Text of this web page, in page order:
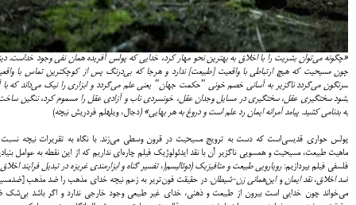
«چگونه مي‌توان بشريت را با اخلاق به بهترين نحو مهار كرد، خدايي كه پولس آفريده همان نفي وجود خداست.
چون مسيحيت كه هيچ ارتباطي با واقعيت [طبيعت] ندارد و هرجا كه بي‌درنگ پس از كوچكترين تماس با
سرنگون مي‌گردد ناگزير به آساني خصم خوني "حكمت جهان" يعني علم مي‌گردد و ابزاري را نيك مي‌داند كه با
بشود سختگيري عقل، سختگيري در مسايل وجدان عقل، خونسردي ناب و آزادي عقل را مسموم كرد، ننگين
به بدنامي كشيد. پيامد آمرانه ايمان رد علم است و دروغ به هر بهايي» (دجال، ويلهلم فردريش نيچه)
پولس حواري قديسي‌است كه دست به ترويج مسيحيت در قرون وسطي مي‌زند. با نگاه به تقريرات نيچه نسبت
ماهيت طبيعت، مسيحيت و همسويي ناگزير آن با نقد ايدئولوژيك فيلم چاره‌اي نداريم كه از اين نقطه به عوامل
فلسفي فيلم بپردازيم: رويارويي طبيعت و متافيزيك (دوئاليسم(،تفسير گناه و ابزارمندي غريزه در تبديل فرايند
ضد اخلاق،نقد ايمانواين‌هماني زن-شيطان. در حقيقت فون‌ترير به زعم نيچه خداي مذهب را ضد مذهب
مي‌خواند چون خدايي است بيرون از طبيعت و ذهني، خداي غير طبيعي وجود خارجي ندارد و اگر باشد بي‌شك